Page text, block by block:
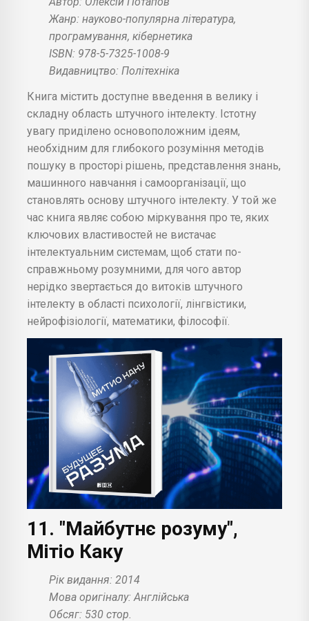
Жанр: науково-популярна література,
програмування, кібернетика
ISBN: 978-5-7325-1008-9
Видавництво: Політехніка
Книга містить доступне введення в велику і
складну область штучного інтелекту. Істотну
увагу приділено основоположним ідеям,
необхідним для глибокого розуміння методів
пошуку в просторі рішень, представлення знань,
машинного навчання і самоорганізації, що
становлять основу штучного інтелекту. У той же
час книга являє собою міркування про те, яких
ключових властивостей не вистачає
інтелектуальним системам, щоб стати по-
справжньому розумними, для чого автор
нерідко звертається до витоків штучного
інтелекту в області психології, лінгвістики,
нейрофізіології, математики, філософії.
11. "Майбутнє розуму",
Мітіо Каку
Рік видання: 2014
Мова оригіналу: Англійська
Обсяг: 530 стор.